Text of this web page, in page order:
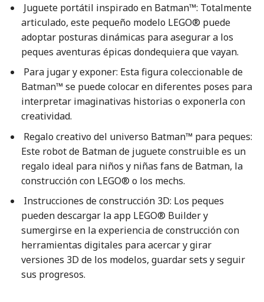
Juguete portátil inspirado en Batman™: Totalmente
articulado, este pequeño modelo LEGO® puede
adoptar posturas dinámicas para asegurar a los
peques aventuras épicas dondequiera que vayan.
Para jugar y exponer: Esta figura coleccionable de
Batman™ se puede colocar en diferentes poses para
interpretar imaginativas historias o exponerla con
creatividad.
Regalo creativo del universo Batman™ para peques:
Este robot de Batman de juguete construible es un
regalo ideal para niños y niñas fans de Batman, la
construcción con LEGO® o los mechs.
Instrucciones de construcción 3D: Los peques
pueden descargar la app LEGO® Builder y
sumergirse en la experiencia de construcción con
herramientas digitales para acercar y girar
versiones 3D de los modelos, guardar sets y seguir
sus progresos.